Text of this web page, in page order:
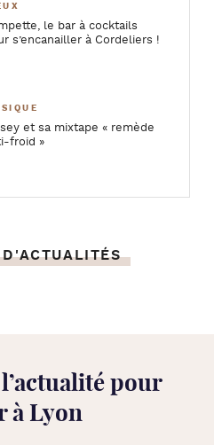
le bar à cocktails
s’encanailler à Cordeliers !
et sa mixtape « remède
froid »
actualité pour
à Lyon